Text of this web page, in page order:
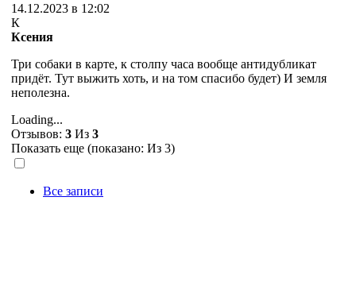
14.12.2023 в 12:02
К
Ксения
Три собаки в карте, к столпу часа вообще антидубликат
придёт. Тут выжить хоть, и на том спасибо будет) И земля
неполезна.
Loading...
Отзывов: 3 Из 3
Показать еще (показано: Из 3)
Все записи